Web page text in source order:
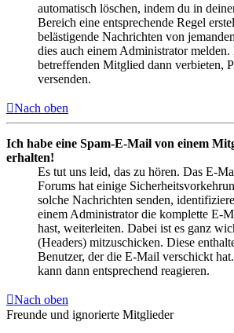
automatisch löschen, indem du in
Bereich eine entsprechende Regel
belästigende Nachrichten von
dies auch einem Administrator
betreffenden Mitglied dann verbieten,
versenden.
Nach oben
Ich habe eine Spam-E-Mail von einem
erhalten!
Es tut uns leid, das zu hören. Das E-
Forums hat einige
solche Nachrichten senden,
einem Administrator die komplette E-
hast, weiterleiten. Dabei ist es ganz
(Headers) mitzuschicken. Diese
Benutzer, der die E-Mail verschickt
kann dann entsprechend reagieren.
Nach oben
Freunde und ignorierte Mitglieder